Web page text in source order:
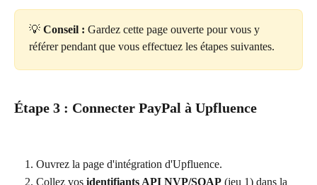
💡 Conseil : Gardez cette page ouverte pour vous y
référer pendant que vous effectuez les étapes suivantes.
Étape 3 : Connecter PayPal à Upfluence
Ouvrez la page d'intégration d'Upfluence.
Collez vos identifiants API NVP/SOAP (jeu 1) dans la